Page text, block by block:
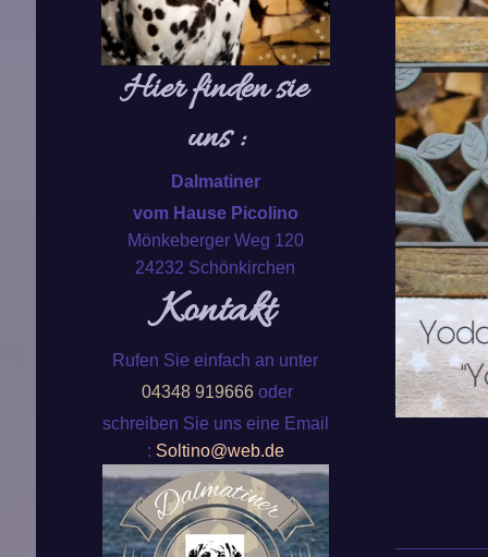
Hier finden sie
uns :
Dalmatiner
vom Hause Picolino
Mönkeberger Weg 120
24232 Schönkirchen
Kontakt
Rufen Sie einfach an unter
04348 919666 oder
schreiben Sie uns eine Email
: Soltino@web.de